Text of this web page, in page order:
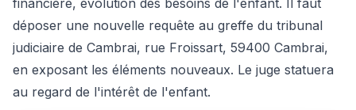
déposer une nouvelle requête au greffe du tribunal
judiciaire de Cambrai, rue Froissart, 59400 Cambrai,
en exposant les éléments nouveaux. Le juge statuera
au regard de l'intérêt de l'enfant.